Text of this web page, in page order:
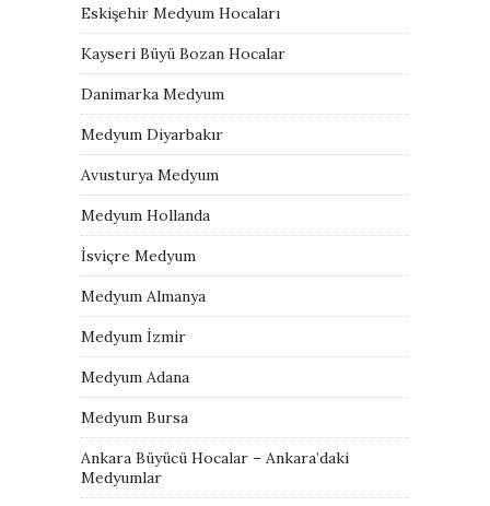
Eskişehir Medyum Hocaları
Kayseri Büyü Bozan Hocalar
Danimarka Medyum
Medyum Diyarbakır
Avusturya Medyum
Medyum Hollanda
İsviçre Medyum
Medyum Almanya
Medyum İzmir
Medyum Adana
Medyum Bursa
Ankara Büyücü Hocalar – Ankara’daki
Medyumlar